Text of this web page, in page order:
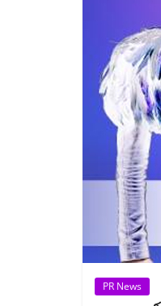
ปร
รวม
ธุรกิจ
เอ
ส
PR News